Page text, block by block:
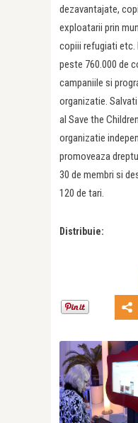
dezavantajate,
exploatarii prin
copiii refugiati etc.
peste 760.000 de
campaniile si
organizatie.
al Save the
organizatie
promoveaza
30 de membri si
120 de tari.
Distribuie: